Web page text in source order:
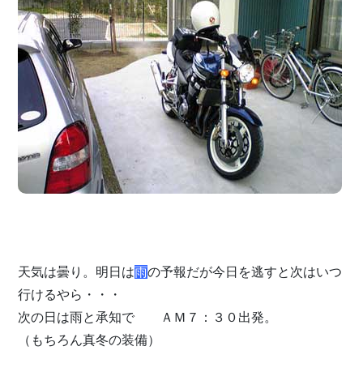
天気は曇り。明日は雨の予報だが今日を逃すと次はいつ
行けるやら・・・
次の日は雨と承知で ＡＭ７：３０出発。
（もちろん真冬の装備）